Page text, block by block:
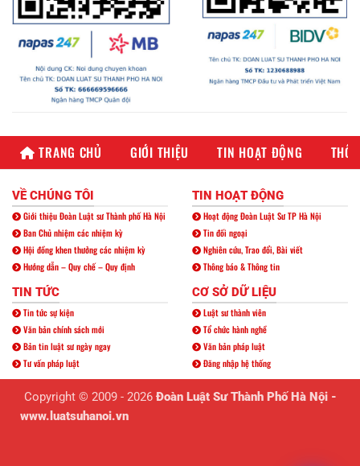
TRANG CHỦ GIỚI THIỆU TIN HOẠT ĐỘNG
VỀ CHÚNG TÔI
Giới thiệu Đoàn Luật sư Thành phố Hà Nội
Ban Chủ nhiệm các nhiệm kỳ
Hội đồng khen thưởng các nhiệm kỳ
Hướng dẫn – Quy chế – Quy định
TIN HOẠT ĐỘNG
Hoạt động Đoàn Luật Sư TP Hà Nội
Tin đối ngoại
Nghiên cứu, Trao đổi, Bài viết
Thông báo & Thông tin
TIN TỨC
Tin tức sự kiện
Văn bản chính sách mới
Bản tin luật sư ngày ngay
Tư vấn pháp luật
CƠ SỞ DỮ LIỆU
Luật sư thành viên
Tổ chức hành nghề
Văn bản pháp luật
Đăng nhập hệ thống
Copyright © 2009 - 2026Đoàn Luật Sư Thành Phố Hà Nội -
www.luatsuhanoi.vn